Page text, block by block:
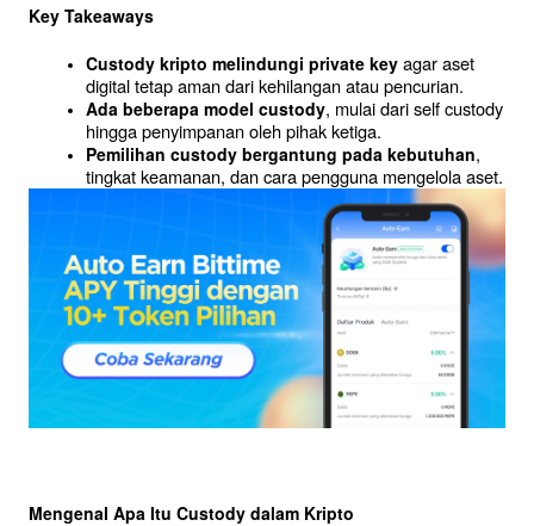
Key Takeaways
Custody kripto melindungi private key agar aset
digital tetap aman dari kehilangan atau pencurian.
Ada beberapa model custody, mulai dari self custody
hingga penyimpanan oleh pihak ketiga.
Pemilihan custody bergantung pada kebutuhan,
tingkat keamanan, dan cara pengguna mengelola aset.
Mengenal Apa Itu Custody dalam Kripto